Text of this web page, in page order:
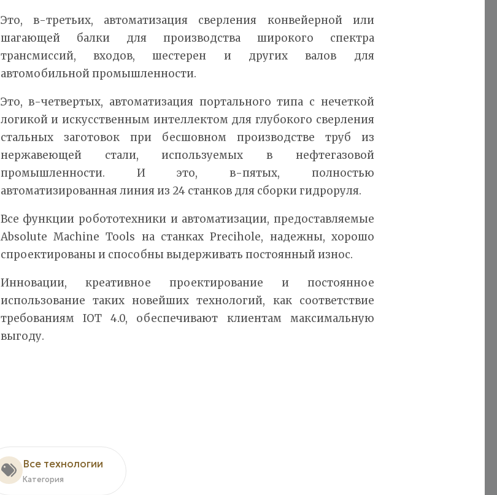
Это, в-третьих, автоматизация сверления конвейерной или
шагающей балки для производства широкого спектра
трансмиссий, входов, шестерен и других валов для
автомобильной промышленности.
Это, в-четвертых, автоматизация портального типа с нечеткой
логикой и искусственным интеллектом для глубокого сверления
стальных заготовок при бесшовном производстве труб из
нержавеющей стали, используемых в нефтегазовой
промышленности. И это, в-пятых, полностью
автоматизированная линия из 24 станков для сборки гидроруля.
Все функции робототехники и автоматизации, предоставляемые
Absolute Machine Tools на станках Precihole, надежны, хорошо
спроектированы и способны выдерживать постоянный износ.
Инновации, креативное проектирование и постоянное
использование таких новейших технологий, как соответствие
требованиям IOT 4.0, обеспечивают клиентам максимальную
выгоду.
Все технологии
Категория